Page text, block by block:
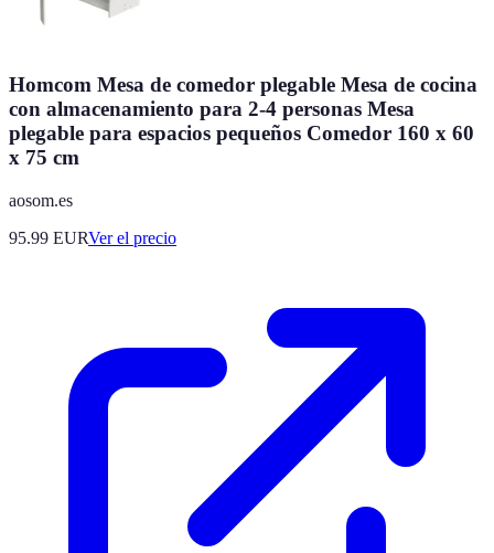
Homcom Mesa de comedor plegable Mesa de cocina
con almacenamiento para 2-4 personas Mesa
plegable para espacios pequeños Comedor 160 x 60
x 75 cm
aosom.es
95.99 EURVer el precio